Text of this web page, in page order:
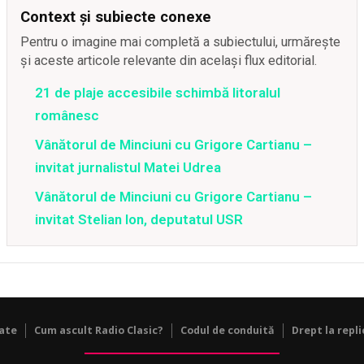
Context și subiecte conexe
Pentru o imagine mai completă a subiectului, urmărește
și aceste articole relevante din același flux editorial.
21 de plaje accesibile schimbă litoralul
românesc
Vânătorul de Minciuni cu Grigore Cartianu –
invitat jurnalistul Matei Udrea
Vânătorul de Minciuni cu Grigore Cartianu –
invitat Stelian Ion, deputatul USR
Cum ascult Radio Clasic? Codul de conduită Drept la